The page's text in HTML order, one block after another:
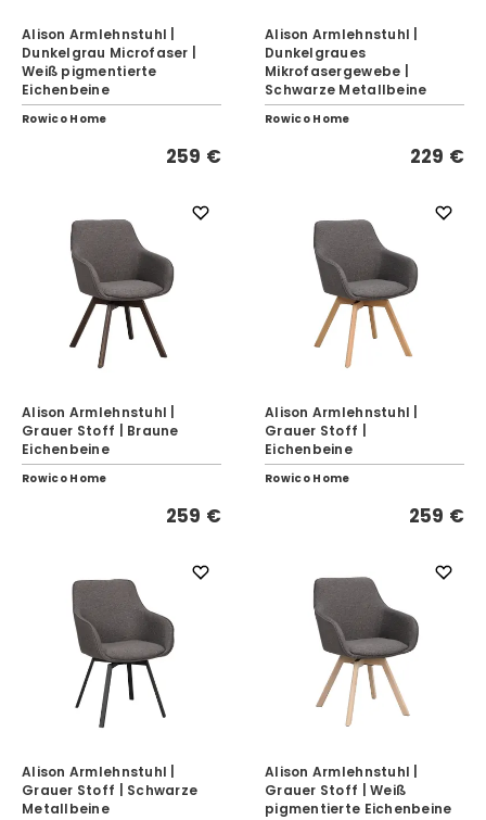
Alison Armlehnstuhl |
Dunkelgrau Microfaser |
Weiß pigmentierte
Eichenbeine
Rowico Home
259 €
Alison Armlehnstuhl |
Dunkelgraues
Mikrofasergewebe |
Schwarze Metallbeine
Rowico Home
229 €
Alison Armlehnstuhl |
Grauer Stoff | Braune
Eichenbeine
Rowico Home
259 €
Alison Armlehnstuhl |
Grauer Stoff |
Eichenbeine
Rowico Home
259 €
Alison Armlehnstuhl |
Grauer Stoff | Schwarze
Metallbeine
Alison Armlehnstuhl |
Grauer Stoff | Weiß
pigmentierte Eichenbeine